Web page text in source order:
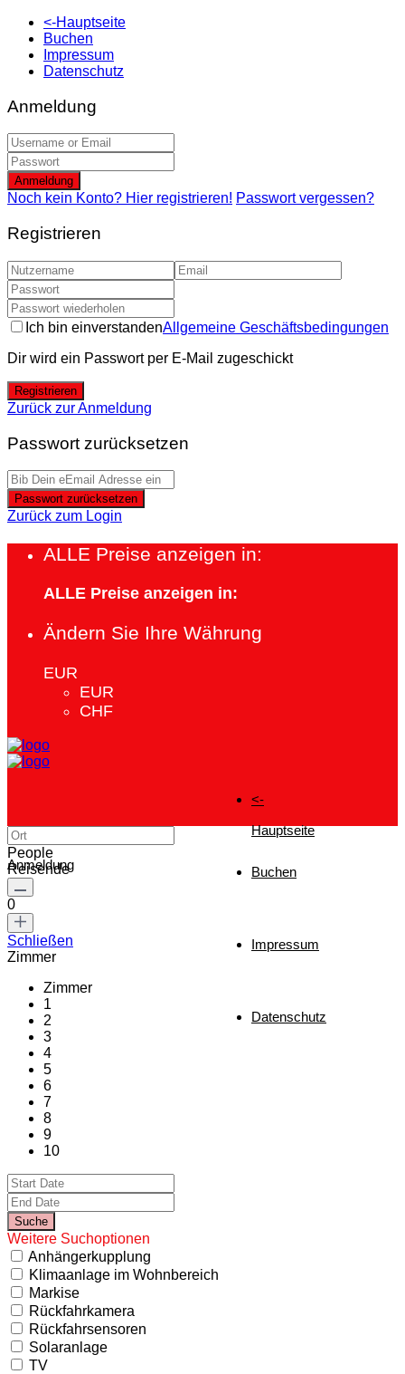
<-Hauptseite
Buchen
Impressum
Datenschutz
Anmeldung
Anmeldung
Noch kein Konto? Hier registrieren! Passwort vergessen?
Registrieren
Ich bin einverstandenAllgemeine Geschäftsbedingungen
Dir wird ein Passwort per E-Mail zugeschickt
Registrieren
Zurück zur Anmeldung
Passwort zurücksetzen
Passwort zurücksetzen
Zurück zum Login
ALLE Preise anzeigen in:
ALLE Preise anzeigen in:
Ändern Sie Ihre Währung
EUR
EUR
CHF
<-
Hauptseite
Buchen
Impressum
Datenschutz
Anmeldung
People
Reisende
0
Schließen
Zimmer
Zimmer
1
2
3
4
5
6
7
8
9
10
Weitere Suchoptionen
Anhängerkupplung
Klimaanlage im Wohnbereich
Markise
Rückfahrkamera
Rückfahrsensoren
Solaranlage
TV